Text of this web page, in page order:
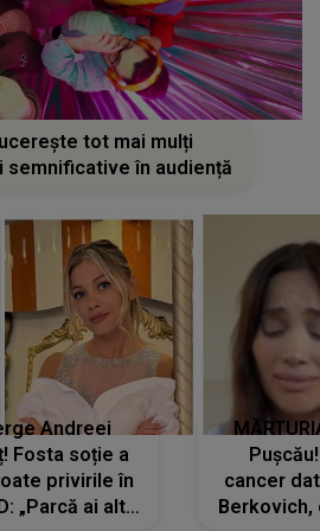
tot mai mulți
în audiență
Andreei
Fosta soție a
privirile în
„Parcă ai altă
cancer
Berkovich,